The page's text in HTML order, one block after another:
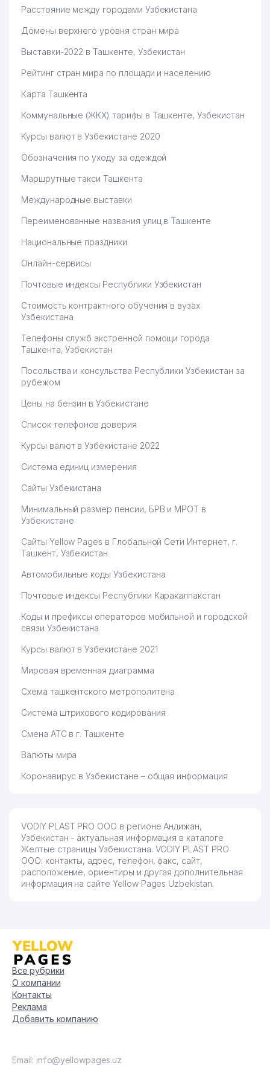
Расстояние между городами Узбекистана
Домены верхнего уровня стран мира
Выставки-2022 в Ташкенте, Узбекистан
Рейтинг стран мира по площади и населению
Карта Ташкента
Коммунальные (ЖКХ) тарифы в Ташкенте, Узбекистан
Курсы валют в Узбекистане 2020
Обозначения по уходу за одеждой
Маршрутные такси Ташкента
Международные выставки
Переименованные названия улиц в Ташкенте
Национальные праздники
Онлайн-сервисы
Почтовые индексы Республики Узбекистан
Стоимость контрактного обучения в вузах
Узбекистана
Телефоны служб экстренной помощи города
Ташкента, Узбекистан
Посольства и консульства Республики Узбекистан за
рубежом
Цены на бензин в Узбекистане
Список телефонов доверия
Курсы валют в Узбекистане 2022
Система единиц измерения
Сайты Узбекистана
Минимальный размер пенсии, БРВ и МРОТ в
Узбекистане
Сайты Yellow Pages в Глобальной Сети Интернет, г.
Ташкент, Узбекистан
Автомобильные коды Узбекистана
Почтовые индексы Республики Каракалпакстан
Коды и префиксы операторов мобильной и городской
связи Узбекистана
Курсы валют в Узбекистане 2021
Мировая временная диаграмма
Схема ташкентского метрополитена
Система штрихового кодирования
Смена АТС в г. Ташкенте
Валюты мира
Коронавирус в Узбекистане – общая информация
VODIY PLAST PRO ООО в регионе Андижан,
Узбекистан - актуальная информация в каталоге
Желтые страницы Узбекистана. VODIY PLAST PRO
ООО: контакты, адрес, телефон, факс, сайт,
расположение, ориентиры и другая дополнительная
информация на сайте Yellow Pages Uzbekistan.
Все рубрики
О компании
Контакты
Реклама
Добавить компанию
Email: info@yellowpages.uz